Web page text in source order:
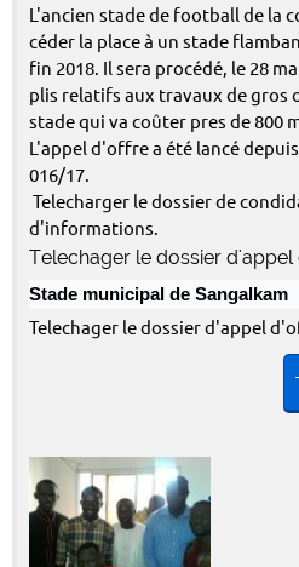
L'ancien stade de football de la
céder la place à un stade
fin 2018. Il sera procédé, le 28
plis relatifs aux travaux de gros
stade qui va coûter pres de 800
L'appel d'offre a été lancé
016/17.
Telecharger le dossier de
d'informations.
Telechager le dossier
Stade municipal de Sangalkam
Telechager le dossier d'appel